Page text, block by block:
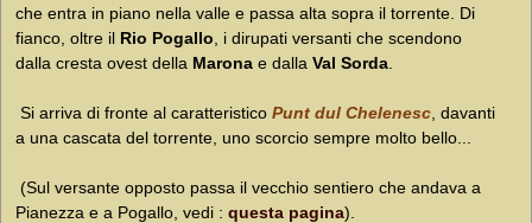
che entra in piano nella valle e passa alta sopra il torrente. Di
fianco, oltre il Rio Pogallo , i dirupati versanti che scendono
dalla cresta ovest della Marona e dalla Val Sorda
Si arriva di fronte al caratteristico Punt dul Chelenesc , davanti
a una cascata del torrente, uno scorcio sempre molto bello...
(Sul versante opposto passa il vecchio sentiero che andava a
Pianezza e a Pogallo, vedi : questa pagina).